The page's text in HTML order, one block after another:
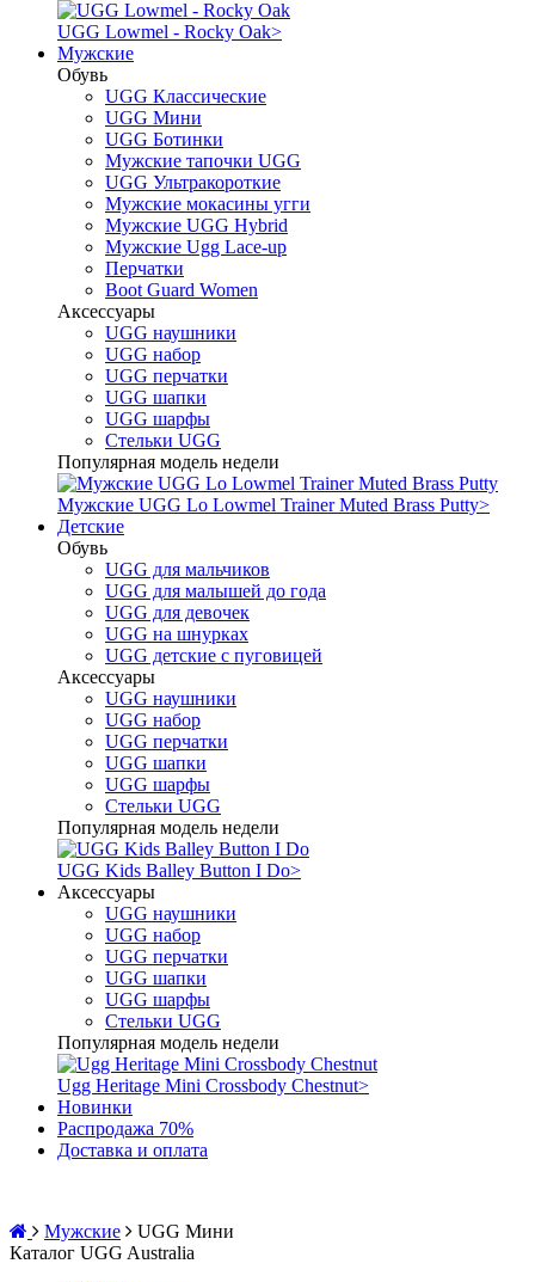
UGG Lowmel - Rocky Oak>
Мужские
Обувь
UGG Классические
UGG Мини
UGG Ботинки
Мужские тапочки UGG
UGG Ультракороткие
Мужские мокасины угги
Мужские UGG Hybrid
Мужские Ugg Lace-up
Перчатки
Boot Guard Women
Аксессуары
UGG наушники
UGG набор
UGG перчатки
UGG шапки
UGG шарфы
Стельки UGG
Популярная модель недели
Мужские UGG Lo Lowmel Trainer Muted Brass Putty>
Детские
Обувь
UGG для мальчиков
UGG для малышей до года
UGG для девочек
UGG на шнурках
UGG детские с пуговицей
Аксессуары
UGG наушники
UGG набор
UGG перчатки
UGG шапки
UGG шарфы
Стельки UGG
Популярная модель недели
UGG Kids Balley Button I Do>
Аксессуары
UGG наушники
UGG набор
UGG перчатки
UGG шапки
UGG шарфы
Стельки UGG
Популярная модель недели
Ugg Heritage Mini Crossbody Chestnut>
Новинки
Распродажа 70%
Доставка и оплата
Мужские
UGG Мини
Каталог UGG Australia